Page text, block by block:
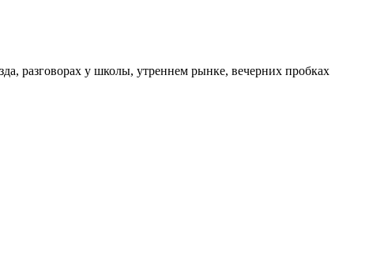
разговорах у школы, утреннем рынке, вечерних пробках